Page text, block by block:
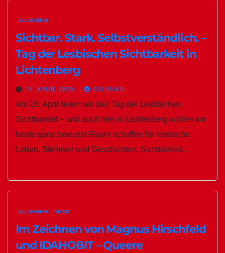
ALLGEMEIN
Sichtbar. Stark. Selbstverständlich. –
Tag der Lesbischen Sichtbarkeit in
Lichtenberg
26. APRIL 2025 STEPHAN
Am 26. April feiern wir den Tag der Lesbischen
Sichtbarkeit – und auch hier in Lichtenberg wollen wir
heute ganz bewusst Raum schaffen für lesbische
Leben, Stimmen und Geschichten. Sichtbarkeit…
ALLGEMEIN NEWS
Im Zeichnen von Magnus Hirschfeld
und IDAHOBIT – Queere